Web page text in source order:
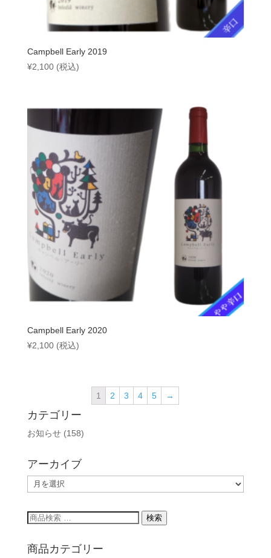
Campbell Early 2019
¥2,100 (税込)
Campbell Early 2020
¥2,100 (税込)
1 2 3 4 5 →
カテゴリー
お知らせ(158)
アーカイブ
ー
カ
イ
検
対
検索
商品カテゴリー